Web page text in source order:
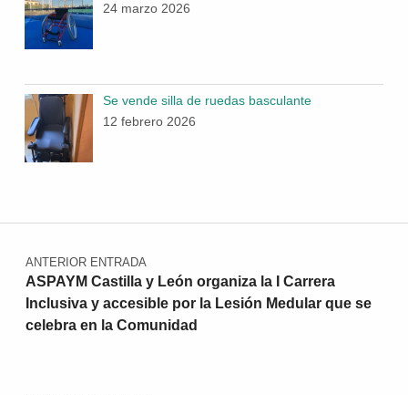
24 marzo 2026
Se vende silla de ruedas basculante
12 febrero 2026
Navegación de entradas
ANTERIOR ENTRADA
ASPAYM Castilla y León organiza la I Carrera
Inclusiva y accesible por la Lesión Medular que se
celebra en la Comunidad